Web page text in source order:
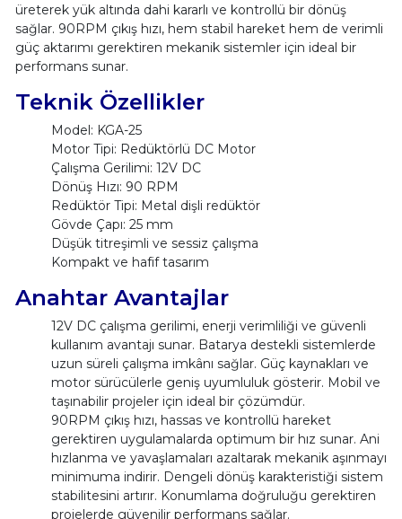
üreterek yük altında dahi kararlı ve kontrollü bir dönüş
sağlar. 90RPM çıkış hızı, hem stabil hareket hem de verimli
güç aktarımı gerektiren mekanik sistemler için ideal bir
performans sunar.
Teknik Özellikler
Model: KGA-25
Motor Tipi: Redüktörlü DC Motor
Çalışma Gerilimi: 12V DC
Dönüş Hızı: 90 RPM
Redüktör Tipi: Metal dişli redüktör
Gövde Çapı: 25 mm
Düşük titreşimli ve sessiz çalışma
Kompakt ve hafif tasarım
Anahtar Avantajlar
12V DC çalışma gerilimi, enerji verimliliği ve güvenli
kullanım avantajı sunar. Batarya destekli sistemlerde
uzun süreli çalışma imkânı sağlar. Güç kaynakları ve
motor sürücülerle geniş uyumluluk gösterir. Mobil ve
taşınabilir projeler için ideal bir çözümdür.
90RPM çıkış hızı, hassas ve kontrollü hareket
gerektiren uygulamalarda optimum bir hız sunar. Ani
hızlanma ve yavaşlamaları azaltarak mekanik aşınmayı
minimuma indirir. Dengeli dönüş karakteristiği sistem
stabilitesini artırır. Konumlama doğruluğu gerektiren
projelerde güvenilir performans sağlar.